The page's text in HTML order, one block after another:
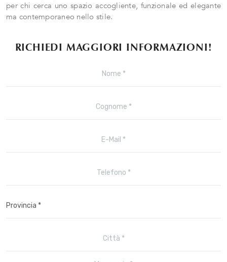
per chi cerca uno spazio accogliente, funzionale ed elegante
ma contemporaneo nello stile.
RICHIEDI MAGGIORI INFORMAZIONI!